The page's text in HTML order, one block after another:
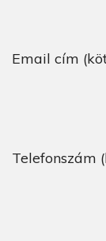
Email cím
Telefonszám